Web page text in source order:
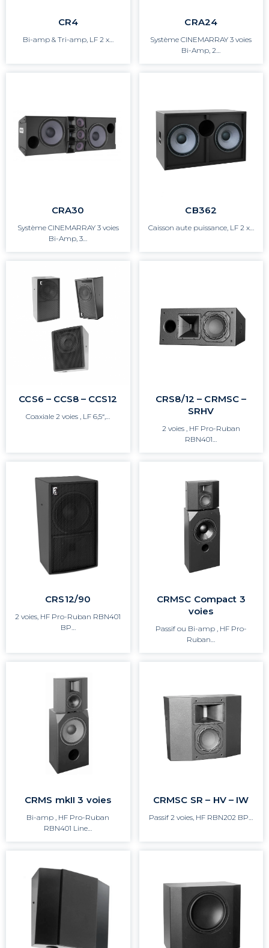
CR4
Bi-amp & Tri-amp, LF 2 x…
CRA24
Système CINEMARRAY 3 voies
Bi-Amp, 2…
CRA30
Système CINEMARRAY 3 voies
Bi-Amp, 3…
CB362
Caisson aute puissance, LF 2 x…
CCS6 – CCS8 – CCS12
Coaxiale 2 voies , LF 6,5“,…
CRS8/12 – CRMSC –
SRHV
2 voies , HF Pro-Ruban
RBN401…
CRS12/90
2 voies, HF Pro-Ruban RBN401
BP…
CRMSC Compact 3
voies
Passif ou Bi-amp , HF Pro-
Ruban…
CRMS mkII 3 voies
Bi-amp , HF Pro-Ruban
RBN401 Line…
CRMSC SR – HV – IW
Passif 2 voies, HF RBN202 BP…